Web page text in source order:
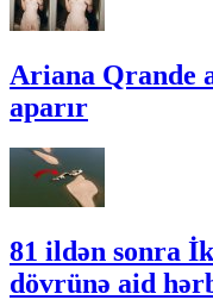
Ariana Qrande
aparır
81 ildən sonra
dövrünə aid